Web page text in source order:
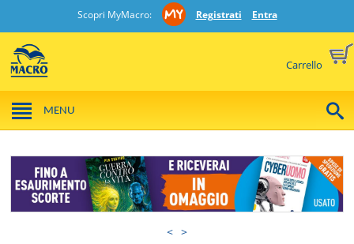
Scopri MyMacro: Registrati Entra
Carrello
MENU
< >